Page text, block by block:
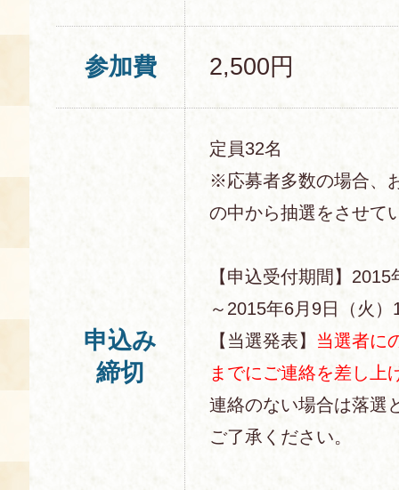
参加費 2,500円
申込み
締切
定員32名
※応募者多数の場合、
の中から抽選をさせて
【申込受付期間】
～2015年6月9日（火）
【当選発表】 当選者に
までにご連絡を差し上
連絡のない場合は落選
ご了承ください。